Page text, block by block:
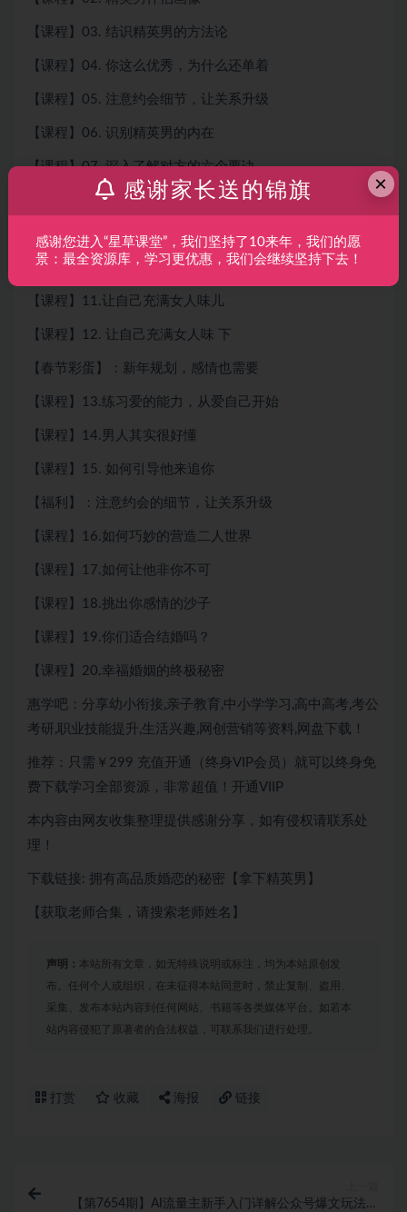
【课程】03. 结识精英男的方法论
【课程】04. 你这么优秀，为什么还单着
【课程】05. 注意约会细节，让关系升级
【课程】06. 识别精英男的内在
【课程】07. 深入了解对方的六个要诀
【课程】08.相亲时保护自己的11个锦囊
【课程】09.能让你们关系进阶的表达
【课程】10.心想事成的方法论
【课程】11.让自己充满女人味儿
【课程】12. 让自己充满女人味 下
【春节彩蛋】：新年规划，感情也需要
【课程】13.练习爱的能力，从爱自己开始
【课程】14.男人其实很好懂
【课程】15. 如何引导他来追你
【福利】：注意约会的细节，让关系升级
【课程】16.如何巧妙的营造二人世界
【课程】17.如何让他非你不可
【课程】18.挑出你感情的沙子
【课程】19.你们适合结婚吗？
【课程】20.幸福婚姻的终极秘密
惠学吧：分享幼小衔接,亲子教育,中小学学习,高中高考,考公
考研,职业技能提升,生活兴趣,网创营销等资料,网盘下载！
推荐：只需￥299 充值开通（终身VIP会员）就可以 终身免
费下载学习全部资源，非常超值！开通VIIP
本内容由网友收集整理提供感谢分享，如有侵权请联系处
理！
下载链接: 拥有高品质婚恋的秘密【拿下精英男】
【获取老师合集，请搜索老师姓名】
声明： 本站所有文章，如无特殊说明或标注，均为本站原创发
布。任何个人或组织，在未征得本站同意时，禁止复制、盗用、
采集、发布本站内容到任何网站、书籍等各类媒体平台。如若本
站内容侵犯了原著者的合法权益，可联系我们进行处理。
打赏 收藏 海报 链接
【第7654期】AI流量主新手入门详解公众号爆文玩法，
×
感谢家长送的锦旗
感谢您进入“星草课堂”，我们坚持了10来年，我们的愿
景：最全资源库，学习更优惠，我们会继续坚持下去！